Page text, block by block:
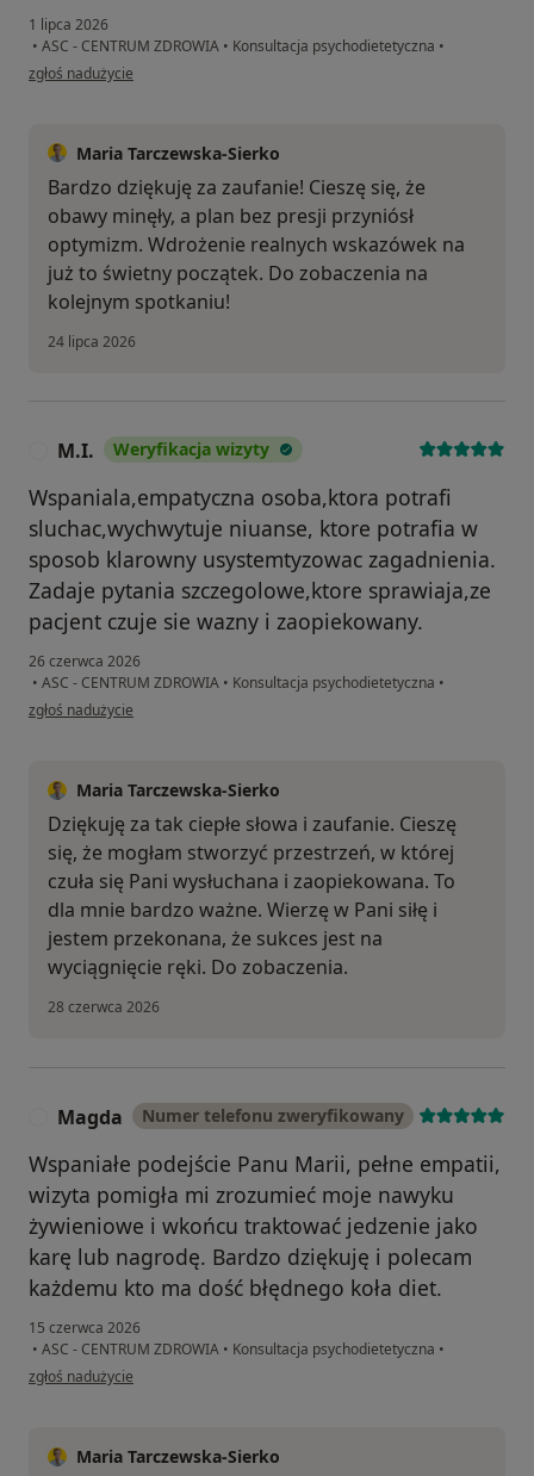
1 lipca 2026
• ASC - CENTRUM ZDROWIA • Konsultacja psychodietetyczna •
w opinii użytkownika Ania
zgłoś nadużycie
Maria Tarczewska-Sierko
Bardzo dziękuję za zaufanie! Cieszę się, że
obawy minęły, a plan bez presji przyniósł
optymizm. Wdrożenie realnych wskazówek na
już to świetny początek. Do zobaczenia na
kolejnym spotkaniu!
24 lipca 2026
M.I. Weryfikacja wizyty
Wspaniala,empatyczna osoba,ktora potrafi
sluchac,wychwytuje niuanse, ktore potrafia w
sposob klarowny usystemtyzowac zagadnienia.
Zadaje pytania szczegolowe,ktore sprawiaja,ze
pacjent czuje sie wazny i zaopiekowany.
26 czerwca 2026
• ASC - CENTRUM ZDROWIA • Konsultacja psychodietetyczna •
w opinii użytkownika M.I.
zgłoś nadużycie
Maria Tarczewska-Sierko
Dziękuję za tak ciepłe słowa i zaufanie. Cieszę
się, że mogłam stworzyć przestrzeń, w której
czuła się Pani wysłuchana i zaopiekowana. To
dla mnie bardzo ważne. Wierzę w Pani siłę i
jestem przekonana, że sukces jest na
wyciągnięcie ręki. Do zobaczenia.
28 czerwca 2026
Magda Numer telefonu zweryfikowany
Wspaniałe podejście Panu Marii, pełne empatii,
wizyta pomigła mi zrozumieć moje nawyku
żywieniowe i wkońcu traktować jedzenie jako
karę lub nagrodę. Bardzo dziękuję i polecam
każdemu kto ma dość błędnego koła diet.
15 czerwca 2026
• ASC - CENTRUM ZDROWIA • Konsultacja psychodietetyczna •
w opinii użytkownika Magda
zgłoś nadużycie
Maria Tarczewska-Sierko